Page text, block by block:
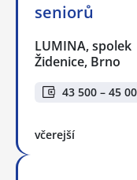
seniorů
LUMINA, spolek
Židenice, Brno
43 500 – 45
včerejší